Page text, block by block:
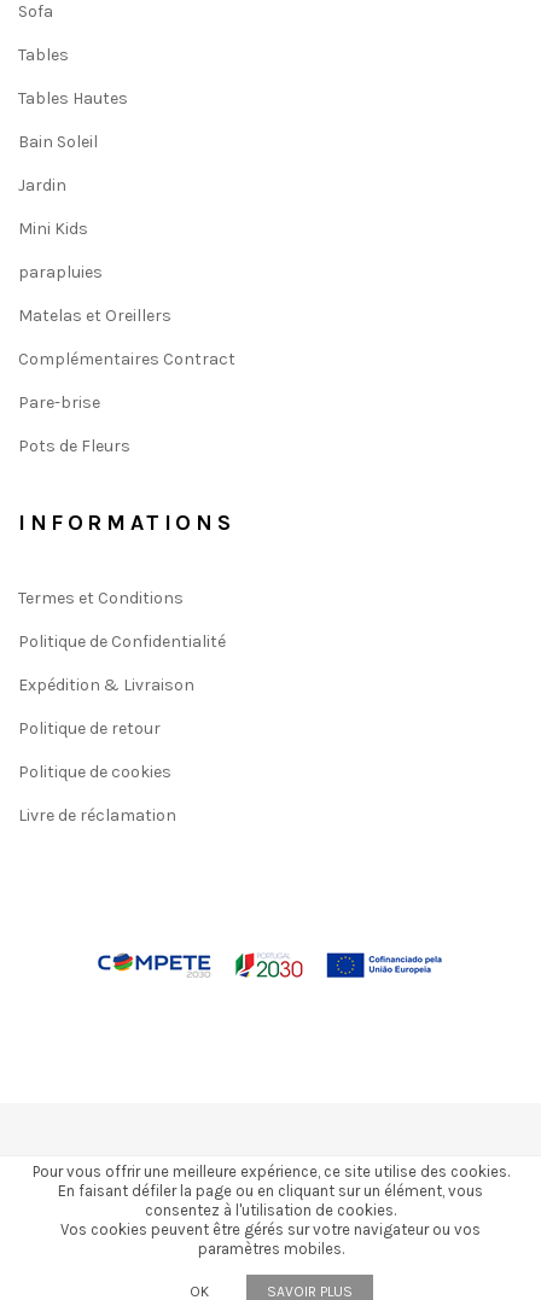
Sofa
Tables
Tables Hautes
Bain Soleil
Jardin
Mini Kids
parapluies
Matelas et Oreillers
Complémentaires Contract
Pare-brise
Pots de Fleurs
INFORMATIONS
Termes et Conditions
Politique de Confidentialité
Expédition & Livraison
Politique de retour
Politique de cookies
Livre de réclamation
2026 © Todos os direitos reservados a 3Gresins
by | kuattrodesign
Pour vous offrir une meilleure expérience, ce site utilise des cookies.
En faisant défiler la page ou en cliquant sur un élément, vous
consentez à l'utilisation de cookies.
Vos cookies peuvent être gérés sur votre navigateur ou vos
paramètres mobiles.
OK SAVOIR PLUS